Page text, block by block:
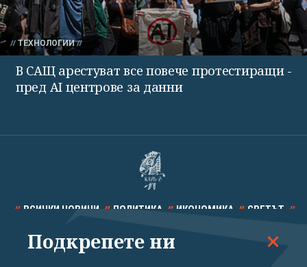
ТЕХНОЛОГИИ
В САЩ арестуват все повече протестиращи -
пред AI центрове за данни
ВСИЧКИ НОВИНИ ПОЛИТИКА ИКОНОМИКА СВЕТЪТ
СПОРТ КУЛТУРА ТЕХНОЛОГИИ КАЛЕЙДОСКОП
Подкрепете ни